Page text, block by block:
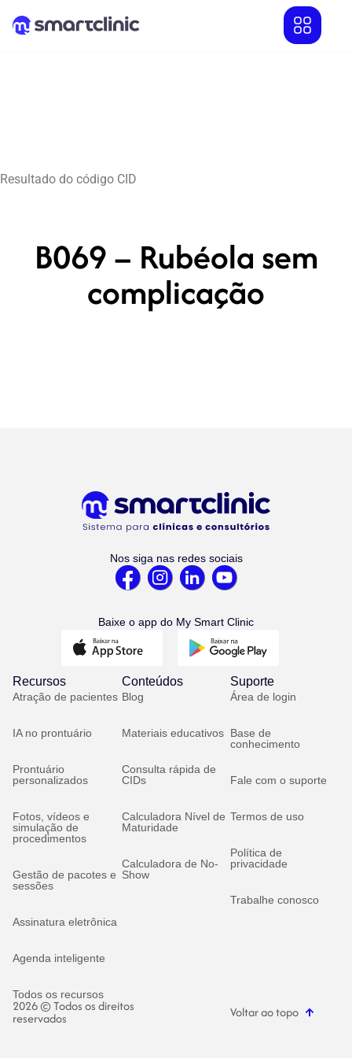
Resultado do código CID
B069 – Rubéola sem
complicação
Nos siga nas redes sociais
Baixe o app do My Smart Clinic
Recursos
Atração de pacientes
IA no prontuário
Prontuário
personalizados
Fotos, vídeos e
simulação de
procedimentos
Gestão de pacotes e
sessões
Assinatura eletrônica
Agenda inteligente
Todos os recursos
Conteúdos
Blog
Materiais educativos
Consulta rápida de
CIDs
Calculadora Nível de
Maturidade
Calculadora de No-
Show
Suporte
Área de login
Base de
conhecimento
Fale com o suporte
Termos de uso
Política de
privacidade
Trabalhe conosco
2026 © Todos os direitos
reservados Voltar ao topo